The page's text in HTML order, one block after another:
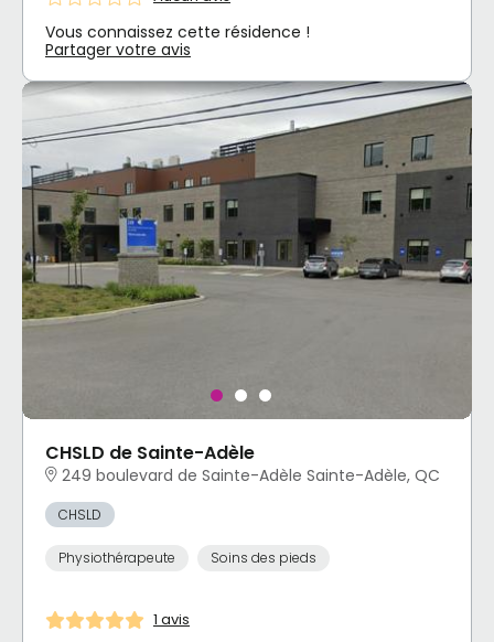
Vous connaissez cette résidence !
Partager votre avis
CHSLD de Sainte-Adèle
249 boulevard de Sainte-Adèle Sainte-Adèle, QC
CHSLD
Physiothérapeute Soins des pieds
1 avis